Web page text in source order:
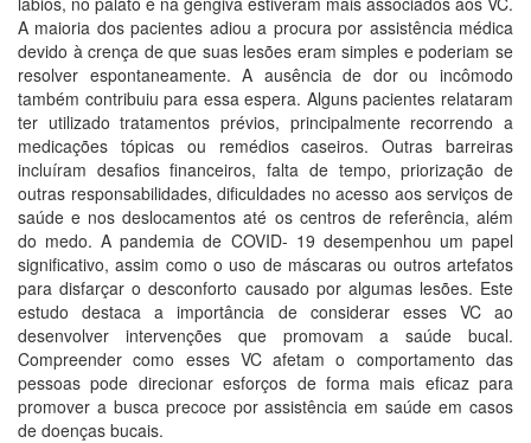
A maioria dos pacientes adiou a procura por assistência médica
devido à crença de que suas lesões eram simples e poderiam se
resolver espontaneamente. A ausência de dor ou incômodo
também contribuiu para essa espera. Alguns pacientes relataram
ter utilizado tratamentos prévios, principalmente recorrendo a
medicações tópicas ou remédios caseiros. Outras barreiras
incluíram desafios financeiros, falta de tempo, priorização de
outras responsabilidades, dificuldades no acesso aos serviços de
saúde e nos deslocamentos até os centros de referência, além
do medo. A pandemia de COVID- 19 desempenhou um papel
significativo, assim como o uso de máscaras ou outros artefatos
para disfarçar o desconforto causado por algumas lesões. Este
estudo destaca a importância de considerar esses VC ao
desenvolver intervenções que promovam a saúde bucal.
Compreender como esses VC afetam o comportamento das
pessoas pode direcionar esforços de forma mais eficaz para
promover a busca precoce por assistência em saúde em casos
de doenças bucais.